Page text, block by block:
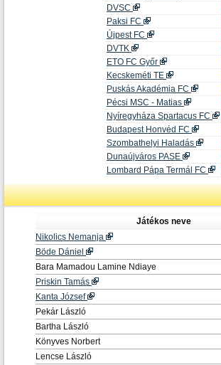
DVSC
Paksi FC
Újpest FC
DVTK
ETO FC Győr
Kecskeméti TE
Puskás Akadémia FC
Pécsi MSC - Matias
Nyíregyháza Spartacus FC
Budapest Honvéd FC
Szombathelyi Haladás
Dunaújváros PASE
Lombard Pápa Termál FC
Játékos neve
Nikolics Nemanja
Böde Dániel
Bara Mamadou Lamine Ndiaye
Priskin Tamás
Kanta József
Pekár László
Bartha László
Könyves Norbert
Lencse László